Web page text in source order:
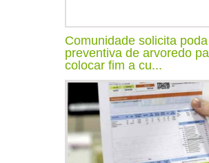
Comunidade solicita poda
preventiva de arvoredo
colocar fim a cu...